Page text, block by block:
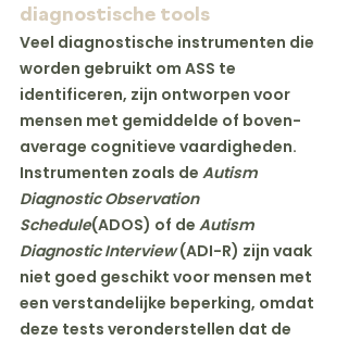
diagnostische tools
Veel diagnostische instrumenten die
worden gebruikt om ASS te
identificeren, zijn ontworpen voor
mensen met gemiddelde of boven-
average cognitieve vaardigheden.
Instrumenten zoals de Autism
Diagnostic Observation
Schedule(ADOS) of de Autism
Diagnostic Interview (ADI-R) zijn vaak
niet goed geschikt voor mensen met
een verstandelijke beperking, omdat
deze tests veronderstellen dat de